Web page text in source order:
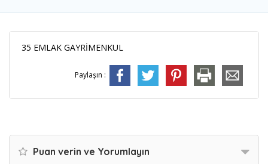
35 EMLAK GAYRİMENKUL
Paylaşın :
Puan verin ve Yorumlayın